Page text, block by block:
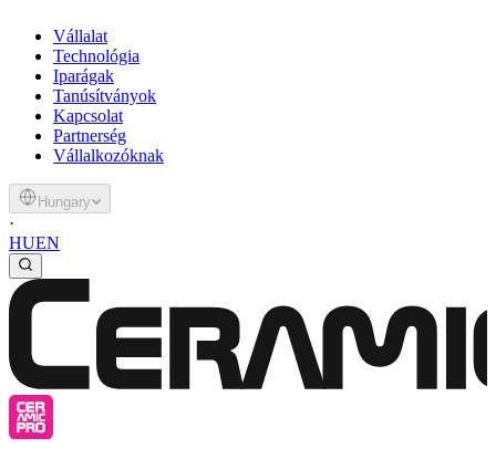
Vállalat
Technológia
Iparágak
Tanúsítványok
Kapcsolat
Partnerség
Vállalkozóknak
Hungary
·
HUEN